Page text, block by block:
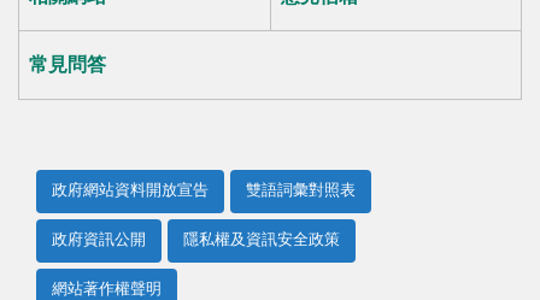
常見問答
政府網站資料開放宣告 雙語詞彙對照表
政府資訊公開 隱私權及資訊安全政策
網站著作權聲明